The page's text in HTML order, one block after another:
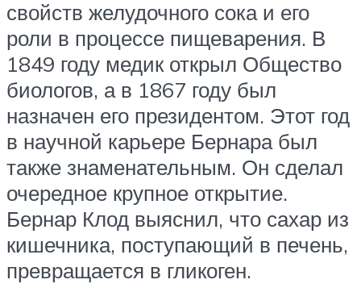
свойств желудочного сока и его
роли в процессе пищеварения. В
1849 году медик открыл Общество
биологов, а в 1867 году был
назначен его президентом. Этот год
в научной карьере Бернара был
также знаменательным. Он сделал
очередное крупное открытие.
Бернар Клод выяснил, что сахар из
кишечника, поступающий в печень,
превращается в гликоген.